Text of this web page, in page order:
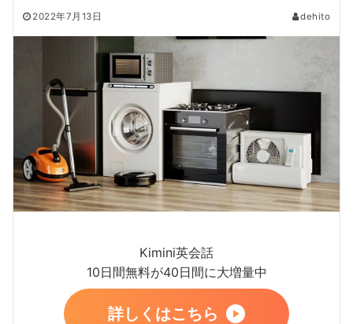
2022年7月13日 dehito
Kimini英会話
10日間無料が40日間に大増量中
詳しくはこちら